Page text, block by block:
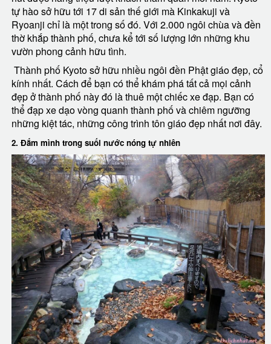
tự hào sở hữu tới 17 di sản thế giới mà Kinkakuji và
Ryoanji chỉ là một trong số đó. Với 2.000 ngôi chùa và đền
thờ khắp thành phố, chưa kể tới số lượng lớn những khu
vườn phong cảnh hữu tình.
Thành phố Kyoto sở hữu nhiều ngôi đền Phật giáo đẹp, cổ
kính nhất. Cách để bạn có thể khám phá tất cả mọi cảnh
đẹp ở thành phố này đó là thuê một chiếc xe đạp. Bạn có
thể đạp xe dạo vòng quanh thành phố và chiêm ngưỡng
những kiệt tác, những công trình tôn giáo đẹp nhất nơi đây.
2. Đắm mình trong suối nước nóng tự nhiên